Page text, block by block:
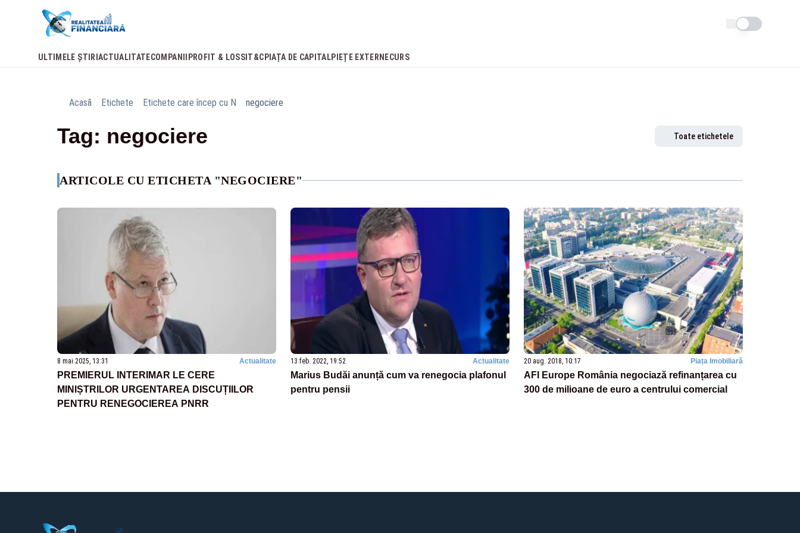
Schimba tema
ULTIMELE ȘTIRI ACTUALITATECOMPANII PROFIT & LOSS IT&C PIAȚA DE CAPITALPIEȚE EXTERNECURS
Acasă Etichete Etichete care încep cu N negociere
Tag: negociere Toate etichetele
ARTICOLE CU ETICHETA "NEGOCIERE"
8 mai 2025, 13:31 Actualitate
PREMIERUL INTERIMAR LE CERE
MINIȘTRILOR URGENTAREA DISCUȚIILOR
PENTRU RENEGOCIEREA PNRR
13 feb. 2022, 19:52 Actualitate
Marius Budăi anunță cum va renegocia plafonul
pentru pensii
20 aug. 2018, 10:17 Piața Imobiliară
AFI Europe România negociază refinanțarea cu
300 de milioane de euro a centrului comercial